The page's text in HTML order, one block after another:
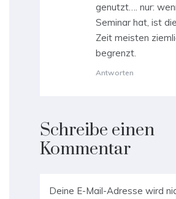
genutzt…. nur:
Seminar hat, ist
Zeit meisten
begrenzt.
Antworten
Schreibe einen
Kommentar
Deine E-Mail-Adresse wird